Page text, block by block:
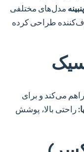
پنبینه مدل‌های مختلفی
طراحی کرده
می‌کند و برای
راحتی بالا، پوشش